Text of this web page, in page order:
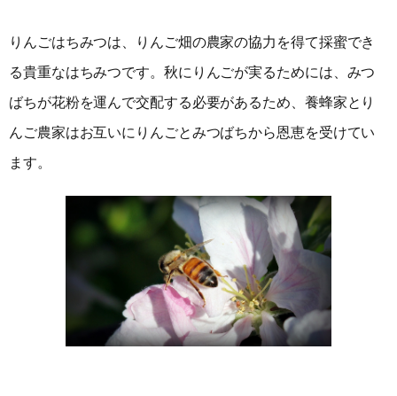
りんごはちみつは、りんご畑の農家の協力を得て採蜜でき
る貴重なはちみつです。秋にりんごが実るためには、みつ
ばちが花粉を運んで交配する必要があるため、養蜂家とり
んご農家はお互いにりんごとみつばちから恩恵を受けてい
ます。